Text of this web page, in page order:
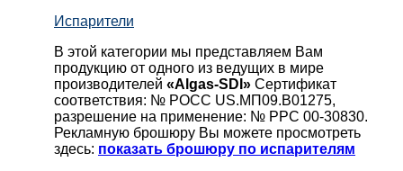
Испарители
В этой категории мы представляем Вам
продукцию от одного из ведущих в мире
производителей «Algas-SDI» Сертификат
соответствия: № РОСС US.МП09.В01275,
разрешение на применение: № РРС 00-30830.
Рекламную брошюру Вы можете просмотреть
здесь: показать брошюру по испарителям